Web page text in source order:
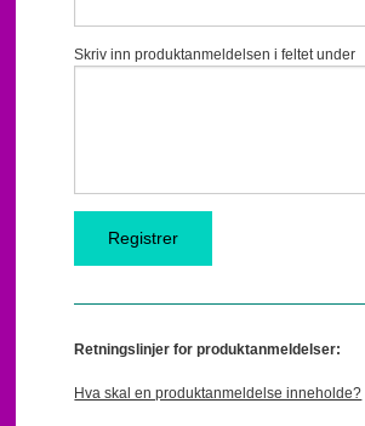
Skriv inn produktanmeldelsen i feltet under
Retningslinjer for produktanmeldelser:
Hva skal en produktanmeldelse inneholde?